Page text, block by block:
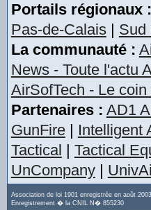
Portails régionaux :
Pas-de-Calais| Sud
La communauté :
News - Toute l'actu
AirSofTech - Le
Partenaires : AD1
GunFire| Intelligent
Tactical | Tactical
UnCompany|
Association de loi 1901 enregistrée en août 2003
Enregistrement � la CNIL N� 855230